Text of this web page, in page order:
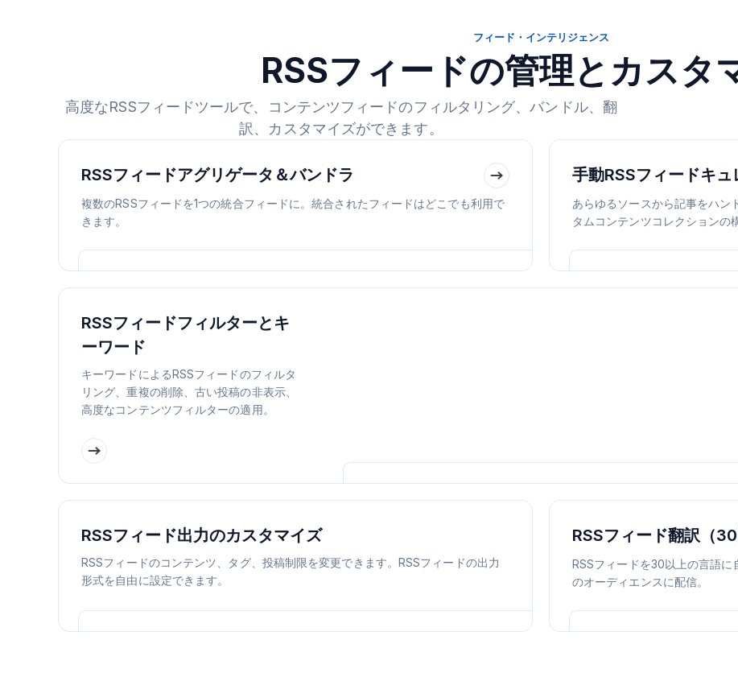
フィード・インテリジェンス
RSSフィードの管理とカスタ
高度なRSSフィードツールで、コンテンツフィードのフィルタリング、バンドル、翻
訳、カスタマイズができます。
RSSフィードアグリゲータ＆バンドラ
複数のRSSフィードを1つの統合フィードに。統合されたフィードはどこでも利用で
きます。
手動RSSフィードキュ
あらゆるソースから記事をハン
タムコンテンツコレクションの
RSSフィードフィルターとキ
ーワード
キーワードによるRSSフィードのフィルタ
リング、重複の削除、古い投稿の非表示、
高度なコンテンツフィルターの適用。
RSSフィード出力のカスタマイズ
RSSフィードのコンテンツ、タグ、投稿制限を変更できます。RSSフィードの出力
形式を自由に設定できます。
RSSフィード翻訳（30
RSSフィードを30以上の言語
のオーディエンスに配信。